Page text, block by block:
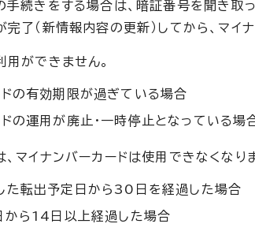
続きをする場合は、暗証番号を聞き取っ
了（新情報内容の更新）してから、マイ
ができません。
ドの有効期限が過ぎている場合
の運用が廃止・一時停止となっている場
マイナンバーカードは使用できなくなりま
た転出予定日から30日を経過した場合
から14日以上経過した場合